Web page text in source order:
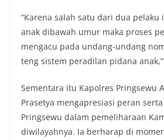
“Karena salah satu dari dua
anak dibawah umur maka proses
mengacu pada undang-undang
teng sistem peradilan pidana
Sementara itu Kapolres Pringsewu
Prasetya mengapresiasi peran
Pringsewu dalam pemeliharaan
diwilayahnya. Ia berharap di